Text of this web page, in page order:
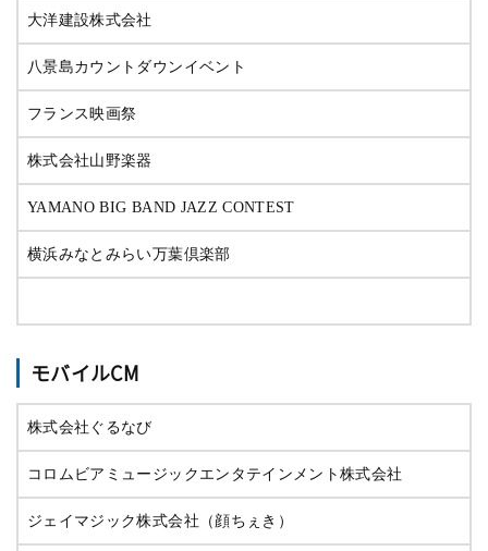
大洋建設株式会社
八景島カウントダウンイベント
フランス映画祭
株式会社山野楽器
YAMANO BIG BAND JAZZ CONTEST
横浜みなとみらい万葉倶楽部
モバイルCM
株式会社ぐるなび
コロムビアミュージックエンタテインメント株式会社
ジェイマジック株式会社（顔ちぇき）